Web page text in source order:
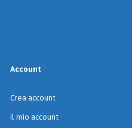
Account
Crea account
Il mio account